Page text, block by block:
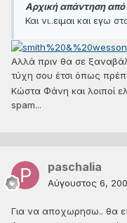
Αρχική απάντηση
Και νι..ειμαι και εγω
Αλλά πριν θα σε
τύχη σου έτσι όπως
Κώστα Φάνη και λοιποί
spam...
paschalia
Αύγουστος 6,
Για να αποχωρησω.. θα